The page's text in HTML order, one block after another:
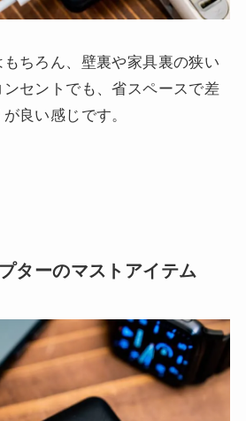
ちろん、壁裏や家具裏の狭い
セントでも、省スペースで差
良い感じです。
ターのマストアイテム